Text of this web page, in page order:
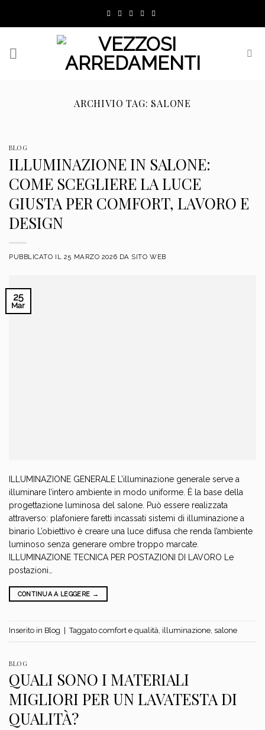
ARCHIVIO TAG: SALONE
BLOG
ILLUMINAZIONE IN SALONE:
COME SCEGLIERE LA LUCE
GIUSTA PER COMFORT, LAVORO E
DESIGN
PUBBLICATO IL 25 MARZO 2026 DA SITO WEB
25
Mar
ILLUMINAZIONE GENERALE L’illuminazione generale serve a
illuminare l’intero ambiente in modo uniforme. È la base della
progettazione luminosa del salone. Può essere realizzata
attraverso: plafoniere faretti incassati sistemi di illuminazione a
binario L’obiettivo è creare una luce diffusa che renda l’ambiente
luminoso senza generare ombre troppo marcate.
ILLUMINAZIONE TECNICA PER POSTAZIONI DI LAVORO Le
postazioni…
CONTINUA A LEGGERE →
Inserito in Blog Taggato comfort e qualità illuminazione salone
BLOG
QUALI SONO I MATERIALI
MIGLIORI PER UN LAVATESTA DI
QUALITÀ?